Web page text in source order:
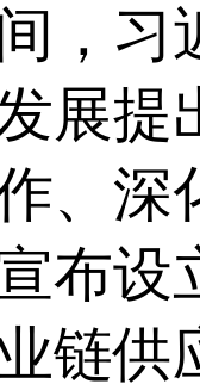
，习
展提
、深
布
链